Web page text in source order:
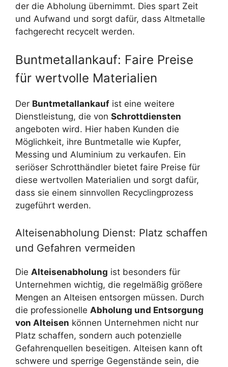
der die Abholung übernimmt. Dies spart Zeit
und Aufwand und sorgt dafür, dass Altmetalle
fachgerecht recycelt werden.
Buntmetallankauf: Faire Preise
für wertvolle Materialien
Der Buntmetallankauf ist eine weitere
Dienstleistung, die von Schrottdiensten
angeboten wird. Hier haben Kunden die
Möglichkeit, ihre Buntmetalle wie Kupfer,
Messing und Aluminium zu verkaufen. Ein
seriöser Schrotthändler bietet faire Preise für
diese wertvollen Materialien und sorgt dafür,
dass sie einem sinnvollen Recyclingprozess
zugeführt werden.
Alteisenabholung Dienst: Platz schaffen
und Gefahren vermeiden
Die Alteisenabholung ist besonders für
Unternehmen wichtig, die regelmäßig größere
Mengen an Alteisen entsorgen müssen. Durch
die professionelle Abholung und Entsorgung
von Alteisen können Unternehmen nicht nur
Platz schaffen, sondern auch potenzielle
Gefahrenquellen beseitigen. Alteisen kann oft
schwere und sperrige Gegenstände sein, die